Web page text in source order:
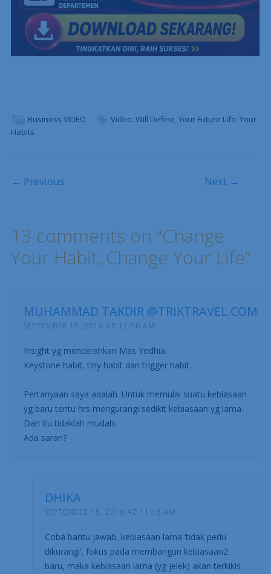
Business VIDEO Video, Will Define, Your Future Life, Your
Habits.
Post navigation
← Previous Next →
13 comments on “Change
Your Habit, Change Your Life”
MUHAMMAD TAKDIR @TRIKTRAVEL.COM
SEPTEMBER 15, 2016 AT 12:50 AM
Insight yg mencerahkan Mas Yodhia.
Keystone habit, tiny habit dan trigger habit.
Pertanyaan saya adalah. Untuk memulai suatu kebiasaan
yg baru tentu hrs mengurangi sedikit kebiasaan yg lama.
Dan itu tidaklah mudah.
Ada saran?
DHIKA
SEPTEMBER 15, 2016 AT 11:15 AM
Coba bantu jawab, kebiasaan lama ‘tidak perlu
dikurangi’, fokus pada membangun kebiasaan2
baru, maka kebiasaan lama (yg jelek) akan terkikis